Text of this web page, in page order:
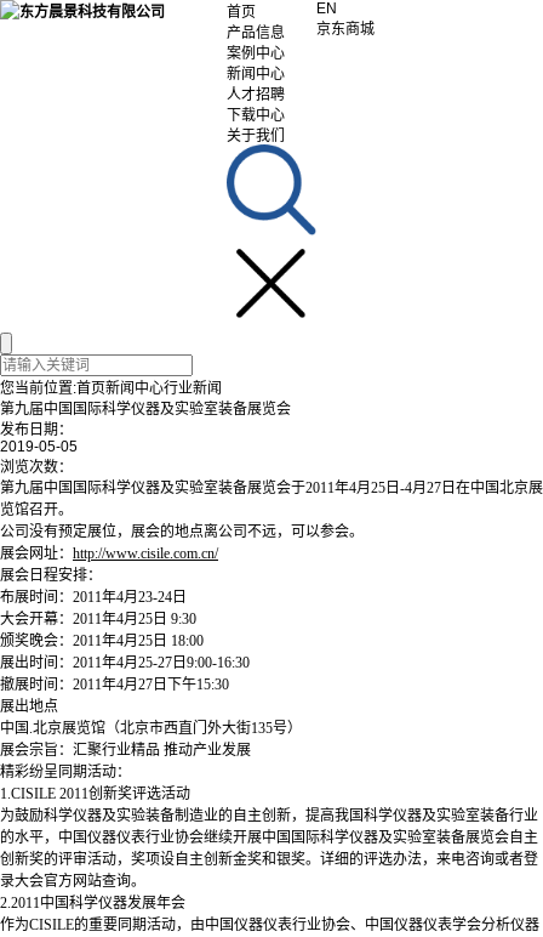
首页
产品信息
案例中心
新闻中心
人才招聘
下载中心
关于我们
EN
京东商城
您当前位置:首页新闻中心行业新闻
第九届中国国际科学仪器及实验室装备展览会
发布日期：
2019-05-05
浏览次数：
第九届中国国际科学仪器及实验室装备展览会于2011年4月25日-4月27日在中国北京展
览馆召开。
公司没有预定展位，展会的地点离公司不远，可以参会。
展会网址： http://www.cisile.com.cn/
展会日程安排：
布展时间：2011年4月23-24日
大会开幕：2011年4月25日 9:30
颁奖晚会：2011年4月25日 18:00
展出时间：2011年4月25-27日9:00-16:30
撤展时间：2011年4月27日下午15:30
展出地点
中国.北京展览馆（北京市西直门外大街135号）
展会宗旨：汇聚行业精品 推动产业发展
精彩纷呈同期活动：
1.CISILE 2011创新奖评选活动
为鼓励科学仪器及实验装备制造业的自主创新，提高我国科学仪器及实验室装备行业
的水平，中国仪器仪表行业协会继续开展中国国际科学仪器及实验室装备展览会自主
创新奖的评审活动，奖项设自主创新金奖和银奖。详细的评选办法，来电咨询或者登
录大会官方网站查询。
2.2011中国科学仪器发展年会
作为CISILE的重要同期活动，由中国仪器仪表行业协会、中国仪器仪表学会分析仪器